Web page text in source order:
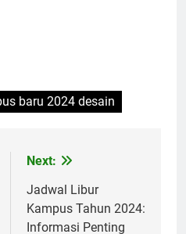
baru 2024 desain
Next:
Jadwal Libur
Kampus Tahun 2024:
Informasi Penting